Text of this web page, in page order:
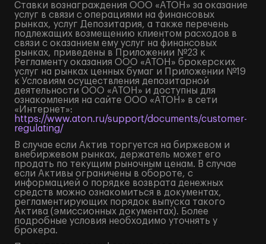
Ставки вознаграждения ООО «АТОН» за оказание
услуг в связи с операциями на финансовых
рынках, услуг Депозитария, а также перечень
подлежащих возмещению клиентом расходов в
связи с оказанием ему услуг на финансовых
рынках, приведены в Приложении №23 к
Регламенту оказания ООО «АТОН» брокерских
услуг на рынках ценных бумаг и Приложении №19
к Условиям осуществления депозитарной
деятельности ООО «АТОН» и доступны для
ознакомления на сайте ООО «АТОН» в сети
«Интернет»:
https://www.aton.ru/support/documents/customer-
regulating/
В случае если Актив торгуется на биржевом и
внебиржевом рынках, держатель может его
продать по текущим рыночным ценам. В случае
если Активы ограничены в обороте, с
информацией о порядке возврата денежных
средств можно ознакомиться в документах,
регламентирующих порядок выпуска такого
Актива (эмиссионных документах). Более
подробные условия необходимо уточнять у
брокера.